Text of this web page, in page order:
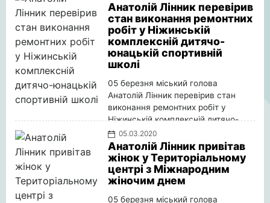
Анатолій Лінник перевірив
стан виконання ремонтних
робіт у Ніжинській
комплексній дитячо-
юнацькій спортивній
школі
05 березня міський голова
Анатолій Лінник перевірив стан
виконання ремонтних робіт у
Ніжинській комплексній дитячо-
юнацькій спортивній школі.
Детальніше
05.03.2020
Анатолій Лінник привітав
жінок у Територіальному
центрі з Міжнародним
жіночим днем
05 березня міський голова